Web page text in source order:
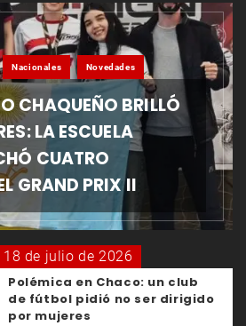
Nacionales Novedades
CHAQUEÑO BRILLÓ
LA ESCUELA
CUATRO
GRAND PRIX II
18 de julio de 2026
Polémica en Chaco: un club
de fútbol pidió no ser dirigido
por mujeres